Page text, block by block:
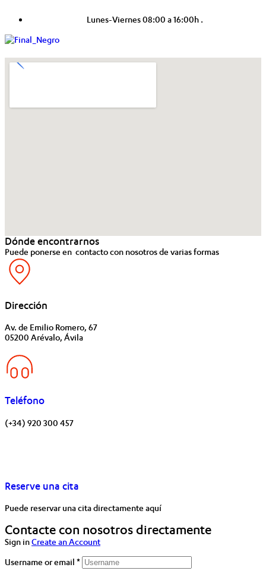
Lunes-Viernes 08:00 a 16:00h .
Dónde encontrarnos
Puede ponerse en contacto con nosotros de varias formas
Dirección
Av. de Emilio Romero, 67
05200 Arévalo, Ávila
Teléfono
(+34) 920 300 457
Reserve una cita
Puede reservar una cita directamente aquí
Contacte con nosotros directamente
Sign inCreate an Account
Username or email *